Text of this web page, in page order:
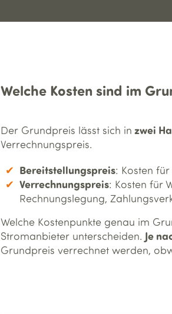
Welche Kosten sind im
Der Grundpreis lässt sich in zwei
Verrechnungspreis.
Bereitstellungspreis: Kosten
Verrechnungspreis: Kosten für
Rechnungslegung,
Welche Kostenpunkte genau im
Stromanbieter unterscheiden. Je
Grundpreis verrechnet werden,